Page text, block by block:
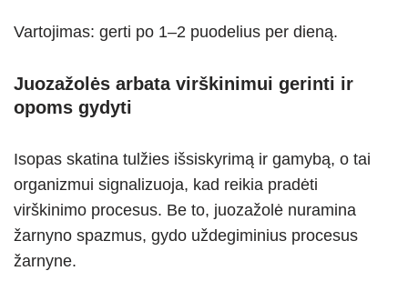
Vartojimas: gerti po 1–2 puodelius per dieną.
Juozažolės arbata virškinimui gerinti ir
opoms gydyti
Isopas skatina tulžies išsiskyrimą ir gamybą, o tai
organizmui signalizuoja, kad reikia pradėti
virškinimo procesus. Be to, juozažolė nuramina
žarnyno spazmus, gydo uždegiminius procesus
žarnyne.